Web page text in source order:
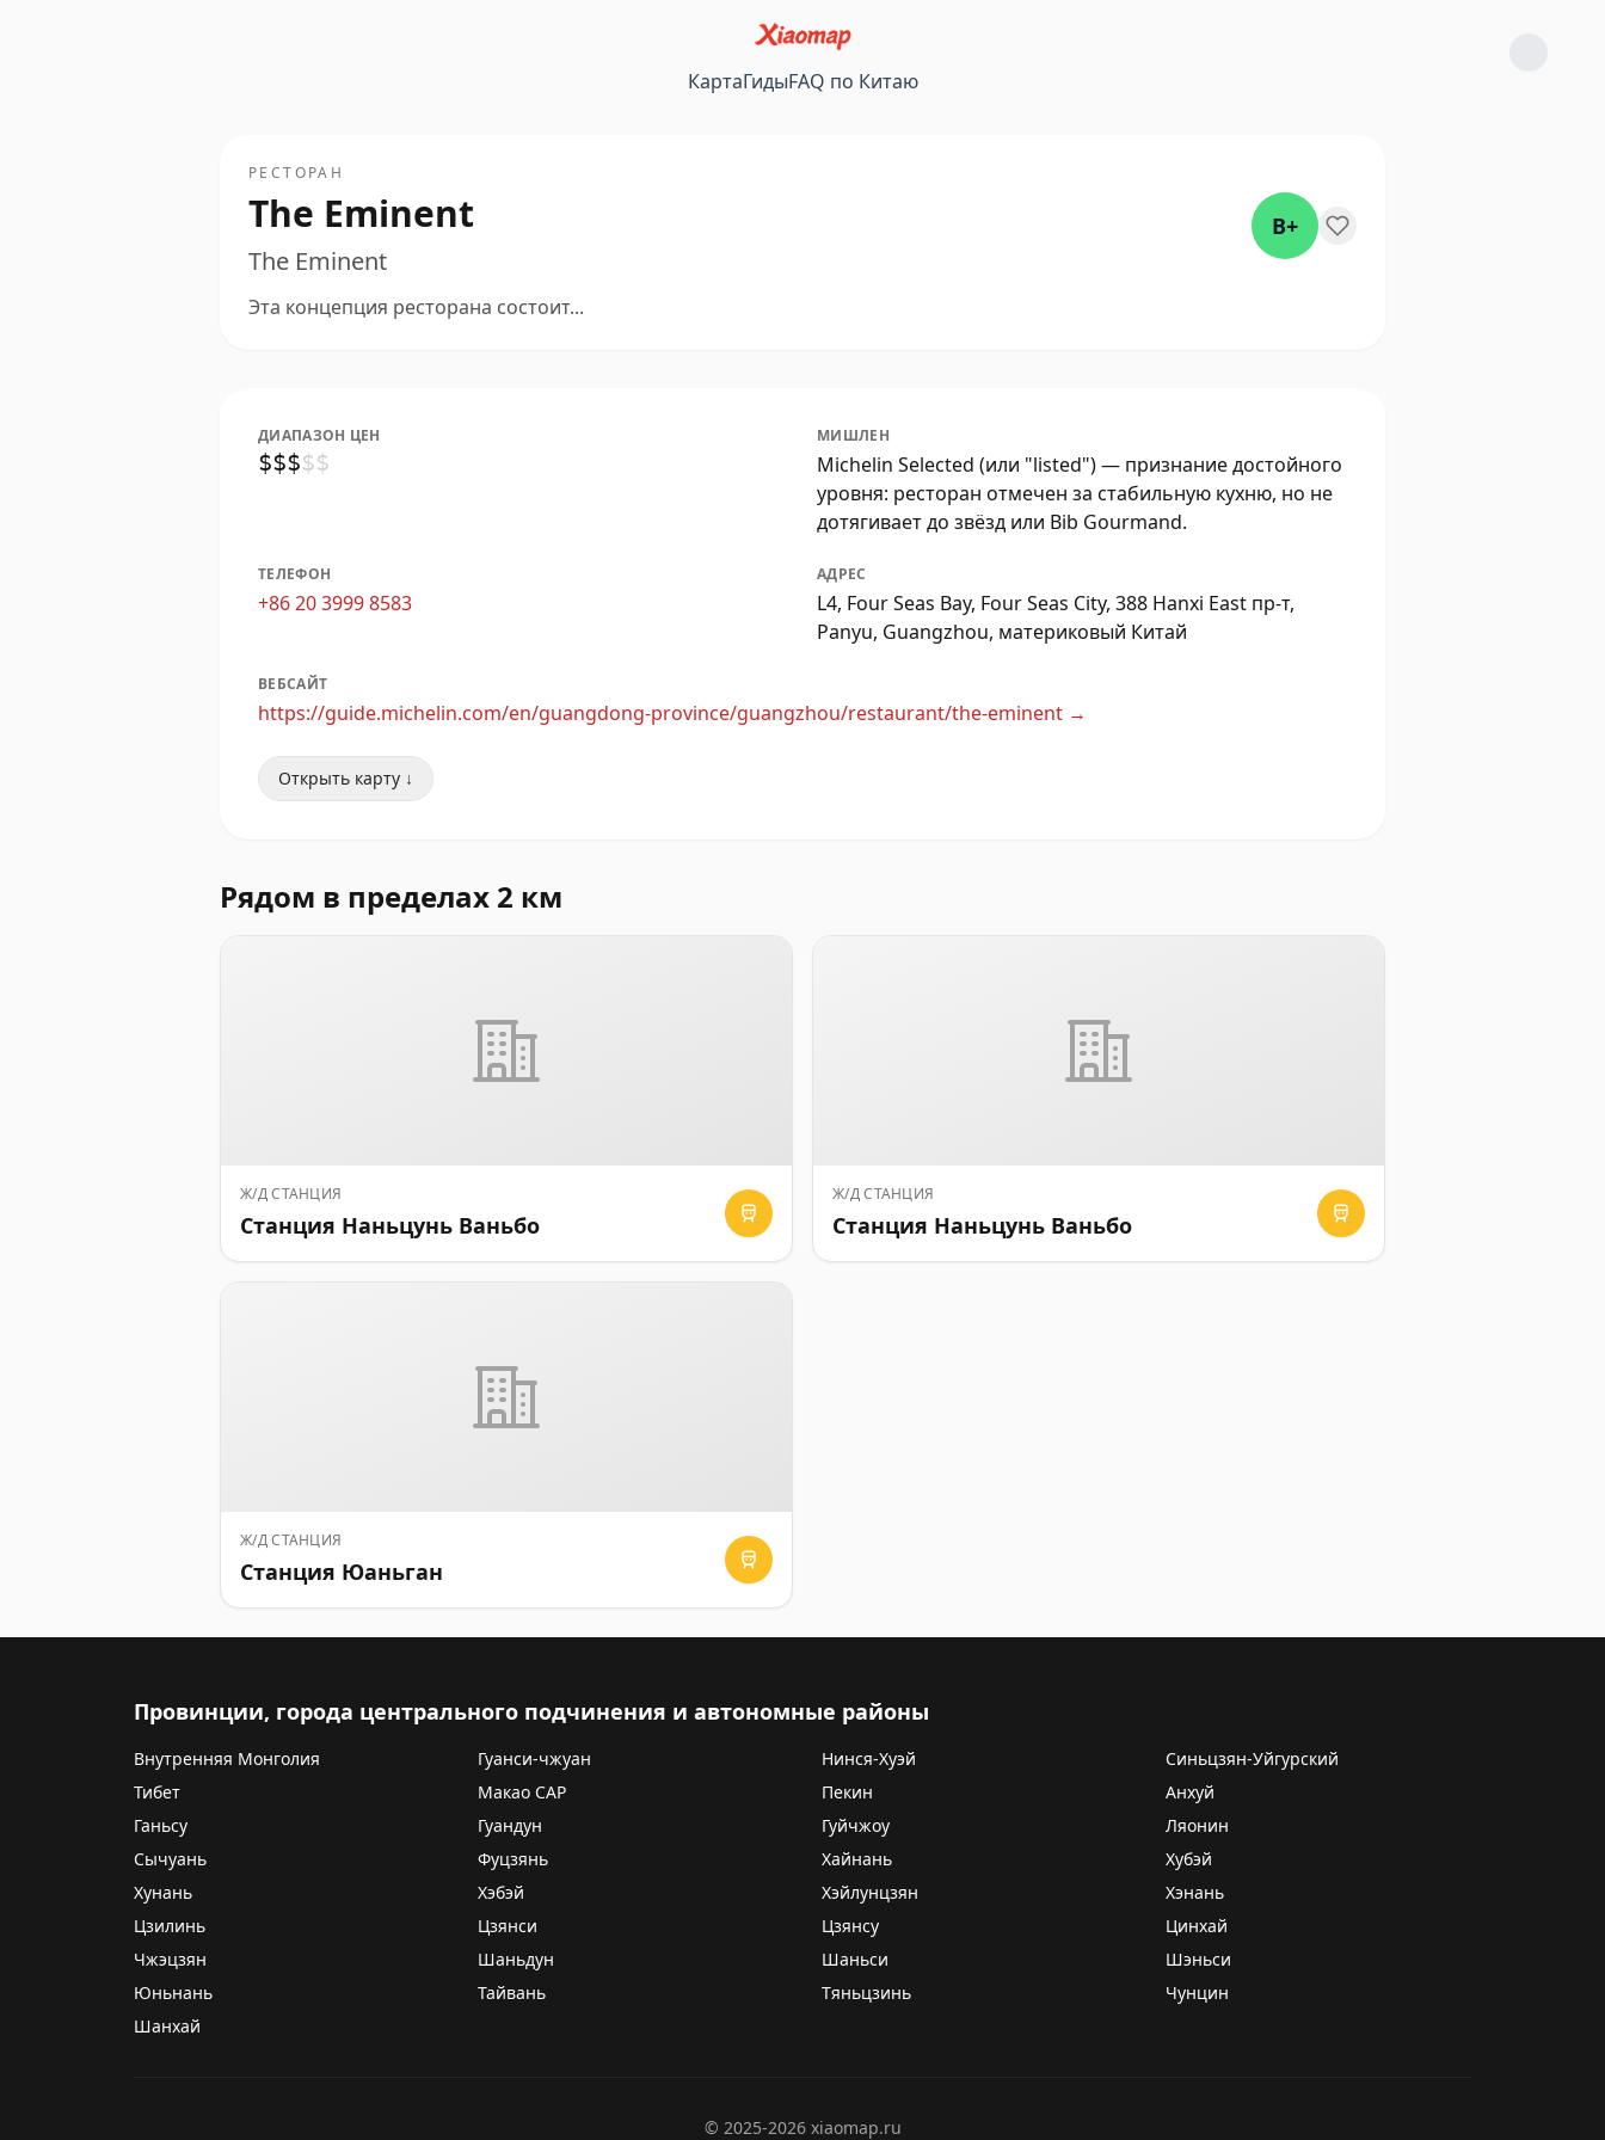
КартаГидыFAQ по Китаю
РЕСТОРАН
The Eminent
The Eminent
B+
Эта концепция ресторана состоит...
ДИАПАЗОН ЦЕН
$$$$$
МИШЛЕН
Michelin Selected (или "listed") — признание достойного
уровня: ресторан отмечен за стабильную кухню, но не
дотягивает до звёзд или Bib Gourmand.
ТЕЛЕФОН
+86 20 3999 8583
АДРЕС
L4, Four Seas Bay, Four Seas City, 388 Hanxi East пр-т,
Panyu, Guangzhou, материковый Китай
ВЕБСАЙТ
https://guide.michelin.com/en/guangdong-province/guangzhou/restaurant/the-eminent →
Открыть карту ↓
Рядом в пределах 2 км
Ж/Д СТАНЦИЯ
Станция Наньцунь Ваньбо
Ж/Д СТАНЦИЯ
Станция Наньцунь Ваньбо
Ж/Д СТАНЦИЯ
Станция Юаньган
Провинции, города центрального подчинения и автономные районы
Внутренняя Монголия Гуанси-чжуан Нинся-Хуэй
Синьцзян-Уйгурский
Тибет
Макао САР Пекин
Анхуй
Ганьсу
Гуандун Гуйчжоу
Ляонин
Сычуань
Фуцзянь Хайнань
Хубэй
Хунань
Хэбэй Хэйлунцзян
Хэнань
Цзилинь
Цзянси Цзянсу
Цинхай
Чжэцзян
Шаньдун Шаньси
Шэньси
Юньнань
Тайвань Тяньцзинь
Чунцин
Шанхай
© 2025-2026 xiaomap.ru